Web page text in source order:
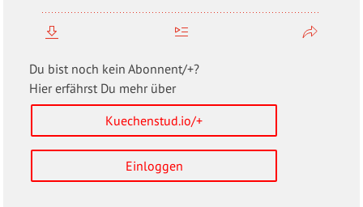
Du bist noch kein Abonnent/+?
Hier erfährst Du mehr über
Kuechenstud.io/+
Einloggen